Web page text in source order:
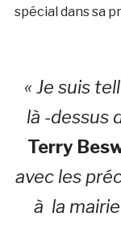
spécial dans sa
« Je suis
là -dessus
Terry
avec les
à la